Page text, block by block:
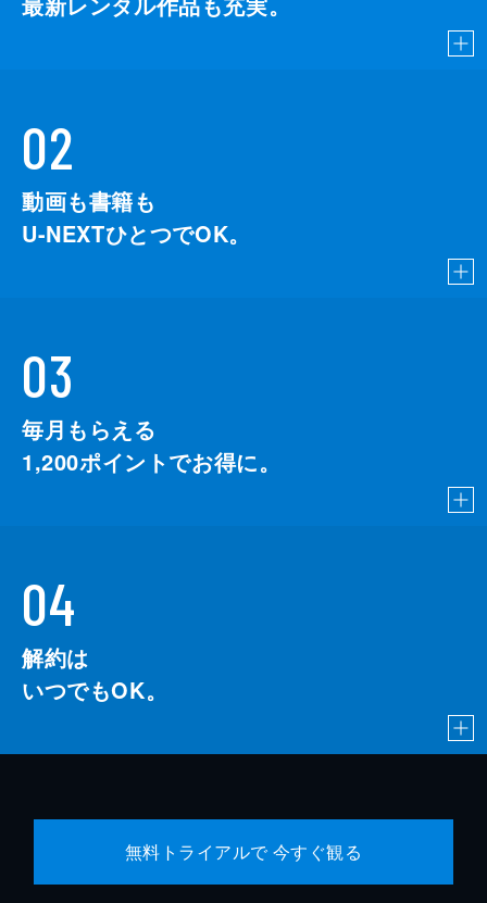
02
動画も書籍も
U-NEXTひとつでOK。
03
毎月もらえる
1,200ポイントでお得に。
04
解約は
いつでもOK。
無料トライアルで 今すぐ観る